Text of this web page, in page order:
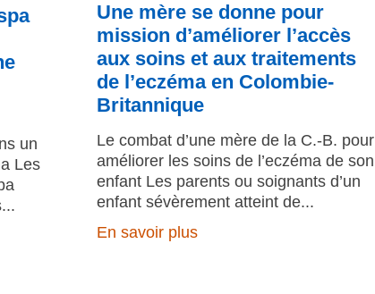
un
Les
Une mère se donne pour
mission d’améliorer l’accès
aux soins et aux traitements
de l’eczéma en Colombie-
Britannique
Le combat d’une mère de la C.-B. pour
améliorer les soins de l’eczéma de son
enfant Les parents ou soignants d’un
enfant sévèrement atteint de
En savoir plus